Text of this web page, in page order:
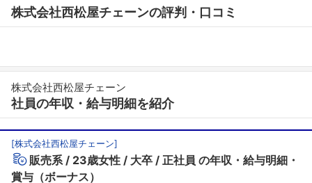
株式会社西松屋チェーンの評判・口コミ
株式会社西松屋チェーン
社員の年収・給与明細を紹介
[株式会社西松屋チェーン]
販売系 23歳女性 大卒 正社員 の年収・給与明細・
賞与（ボーナス）